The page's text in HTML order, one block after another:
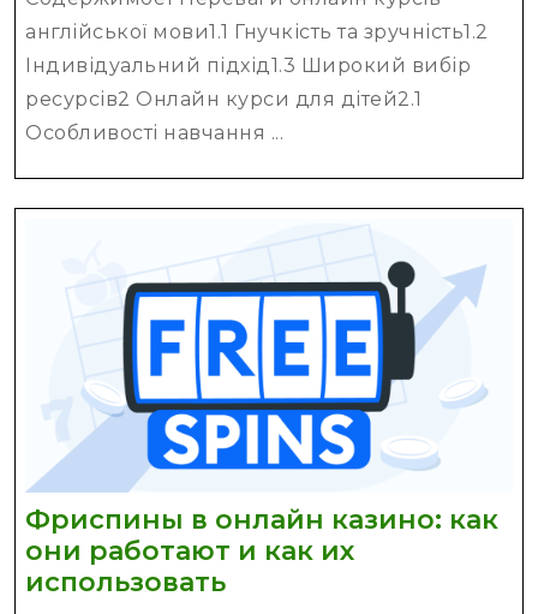
англійської
мови
для
дітей
дорослих
англійської мови1.1 Гнучкість та зручність1.2
Індивідуальний підхід1.3 Широкий вибір
ресурсів2 Онлайн курси для дітей2.1
Особливості навчання ...
Фриспины в онлайн казино: как
они работают и как их
использоватьФриспины